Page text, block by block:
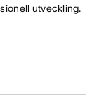
utveckling.